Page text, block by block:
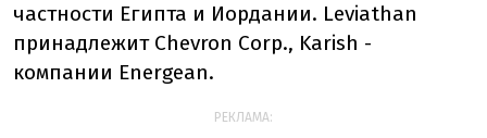
частности Египта и Иордании. Leviathan
принадлежит Chevron Corp., Karish -
компании Energean.
РЕКЛАМА: